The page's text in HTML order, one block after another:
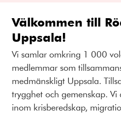
Välkommen till
Uppsala!
Vi samlar omkring 1 000
medlemmar som
medmänskligt Uppsala.
trygghet och gemenskap. Vi
inom krisberedskap,